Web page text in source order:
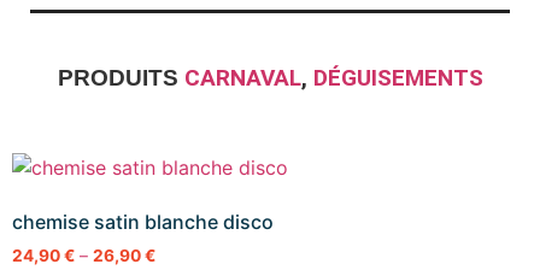
PRODUITS CARNAVAL, DÉGUISEMENTS
chemise satin blanche disco
24,90€ – 26,90€